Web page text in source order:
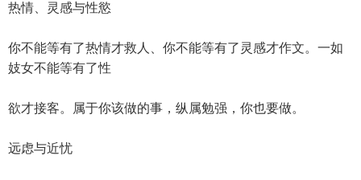
热情、灵感与性慾
你不能等有了热情才救人、你不能等有了灵感才作文。一如
妓女不能等有了性
欲才接客。属于你该做的事，纵属勉强，你也要做。
远虑与近忧